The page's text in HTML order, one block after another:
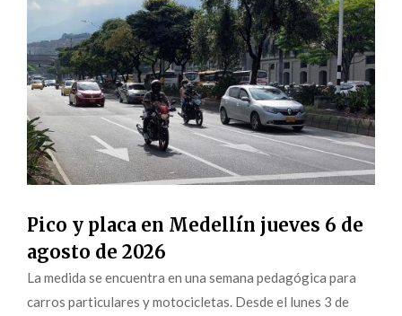
Pico y placa en Medellín jueves 6 de
agosto de 2026
La medida se encuentra en una semana pedagógica para
carros particulares y motocicletas. Desde el lunes 3 de